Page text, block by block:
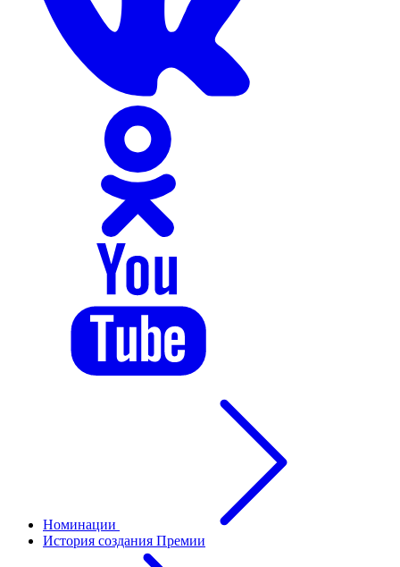
Номинации
История создания Премии